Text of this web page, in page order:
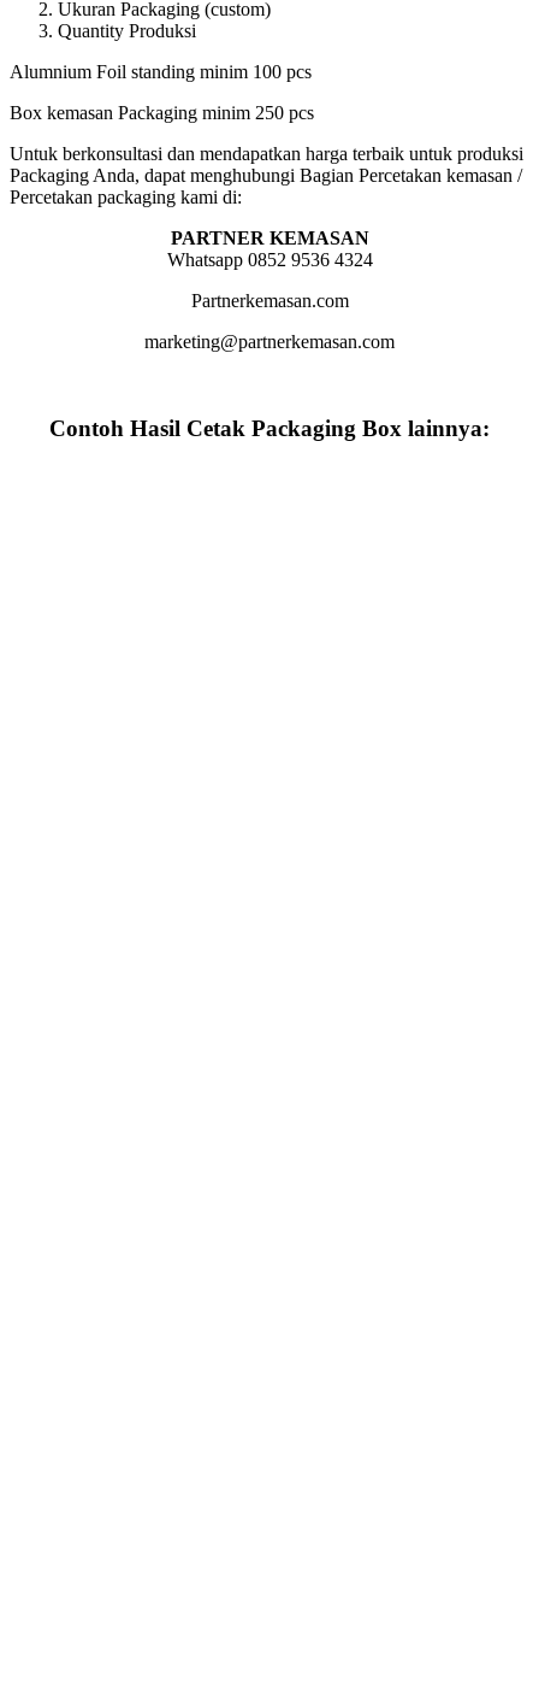
Ukuran Packaging (custom)
Quantity Produksi
Alumnium Foil standing minim 100 pcs
Box kemasan Packaging minim 250 pcs
Untuk berkonsultasi dan mendapatkan harga terbaik untuk produksi
Packaging Anda, dapat menghubungi Bagian Percetakan kemasan /
Percetakan packaging kami di:
PARTNER KEMASAN
Whatsapp 0852 9536 4324
Partnerkemasan.com
marketing@partnerkemasan.com
Contoh Hasil Cetak Packaging Box lainnya: